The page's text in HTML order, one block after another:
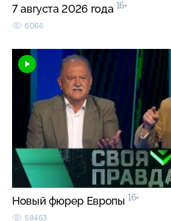
7 августа 2026 года 16+
6066
Новый фюрер Европы 16+
58463